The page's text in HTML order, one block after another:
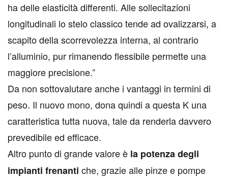
ha delle elasticità differenti. Alle sollecitazioni
longitudinali lo stelo classico tende ad ovalizzarsi, a
scapito della scorrevolezza interna, al contrario
l’alluminio, pur rimanendo flessibile permette una
maggiore precisione.”
Da non sottovalutare anche i vantaggi in termini di
peso. Il nuovo mono, dona quindi a questa K una
caratteristica tutta nuova, tale da renderla davvero
prevedibile ed efficace.
Altro punto di grande valore è la potenza degli
impianti frenanti che, grazie alle pinze e pompe